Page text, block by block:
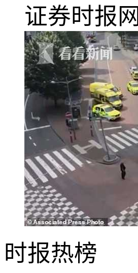
证券时报网
时报热榜